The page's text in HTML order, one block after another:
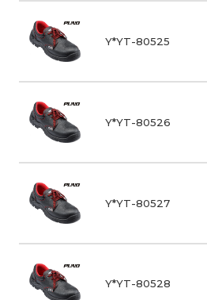
Y*YT-80525
Y*YT-80526
Y*YT-80527
Y*YT-80528